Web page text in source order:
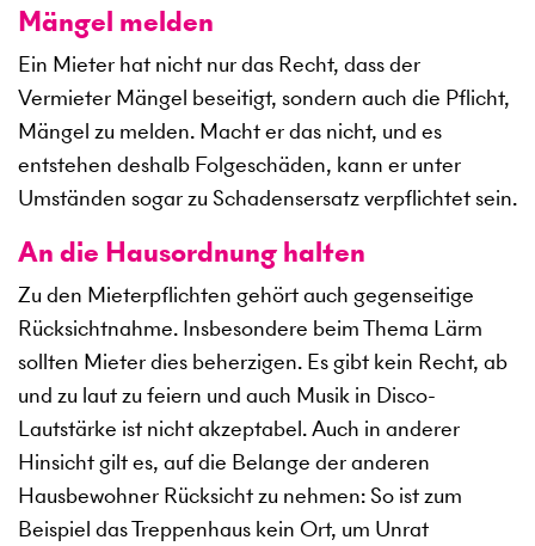
Mängel melden
Ein Mieter hat nicht nur das Recht, dass der
Vermieter Mängel beseitigt, sondern auch die Pflicht,
Mängel zu melden. Macht er das nicht, und es
entstehen deshalb Folgeschäden, kann er unter
Umständen sogar zu Schadensersatz verpflichtet sein.
An die Hausordnung halten
Zu den Mieterpflichten gehört auch gegenseitige
Rücksichtnahme. Insbesondere beim Thema Lärm
sollten Mieter dies beherzigen. Es gibt kein Recht, ab
und zu laut zu feiern und auch Musik in Disco-
Lautstärke ist nicht akzeptabel. Auch in anderer
Hinsicht gilt es, auf die Belange der anderen
Hausbewohner Rücksicht zu nehmen: So ist zum
Beispiel das Treppenhaus kein Ort, um Unrat